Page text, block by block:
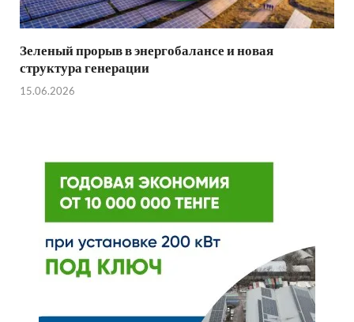
Зеленый прорыв в энергобалансе и новая
структура генерации
15.06.2026